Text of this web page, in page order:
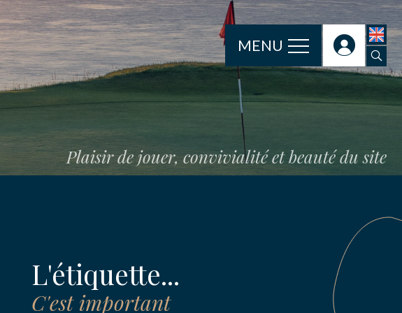
MENU
Plaisir de jouer, convivialité et beauté du site
L'étiquette...
C'est important